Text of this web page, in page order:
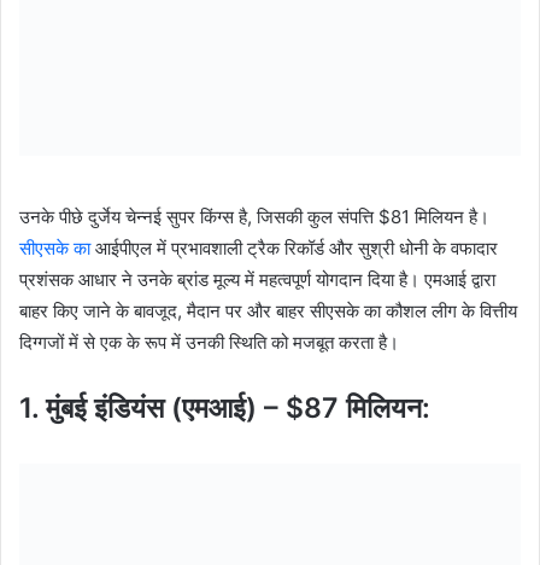
उनके पीछे दुर्जेय चेन्नई सुपर किंग्स है, जिसकी कुल संपत्ति $81 मिलियन है।
सीएसके काआईपीएल में प्रभावशाली ट्रैक रिकॉर्ड और सुश्री धोनी के वफादार
प्रशंसक आधार ने उनके ब्रांड मूल्य में महत्वपूर्ण योगदान दिया है। एमआई द्वारा
बाहर किए जाने के बावजूद, मैदान पर और बाहर सीएसके का कौशल लीग के वित्तीय
दिग्गजों में से एक के रूप में उनकी स्थिति को मजबूत करता है।
1. मुंबई इंडियंस (एमआई) – $87 मिलियन: